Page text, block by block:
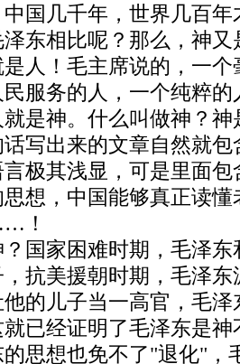
国几千年，世界几百
东相比呢？那么，神
人！毛主席说的，一
服务的人，一个纯粹
是神。什么叫做神？
写出来的文章自然就
极其浅显，可是里面
想，中国能够真正读
！
国家困难时期，毛泽
抗美援朝时期，毛泽
的儿子当一高官，毛
已经证明了毛泽东是
思想也免不了"退化"，